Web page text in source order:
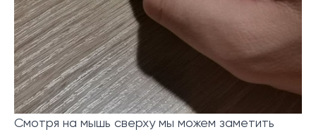
Смотря на мышь сверху мы можем заметить